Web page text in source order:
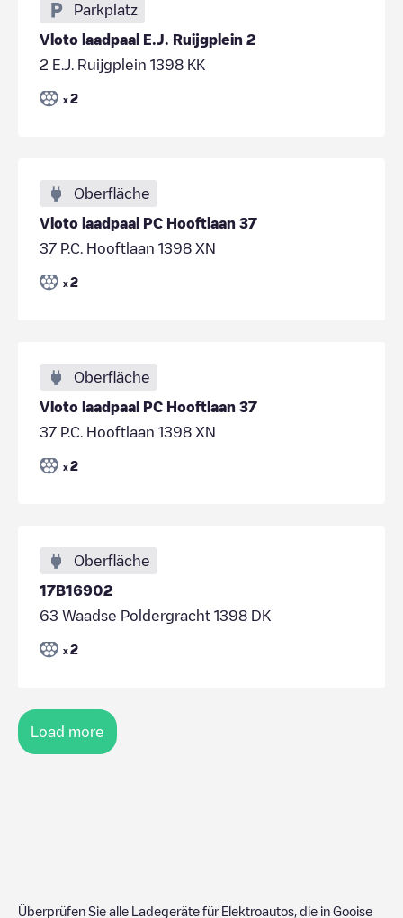
Parkplatz
Vloto laadpaal E.J. Ruijgplein 2
2 E.J. Ruijgplein 1398 KK
x 2
Oberfläche
Vloto laadpaal PC Hooftlaan 37
37 P.C. Hooftlaan 1398 XN
x 2
Oberfläche
Vloto laadpaal PC Hooftlaan 37
37 P.C. Hooftlaan 1398 XN
x 2
Oberfläche
17B16902
63 Waadse Poldergracht 1398 DK
x 2
Load more
Überprüfen Sie alle Ladegeräte für Elektroautos, die in Gooise